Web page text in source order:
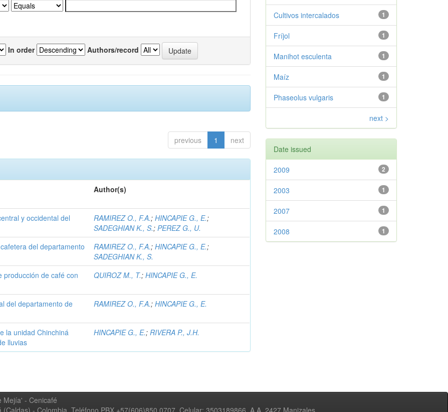
In order Authors/record
previous 1 next
Author(s)
y occidental del
RAMIREZ O., F.A.;HINCAPIE G., E.;
SADEGHIAN K., S.;PEREZ G., U.
del departamento
RAMIREZ O., F.A.;HINCAPIE G., E.;
SADEGHIAN K., S.
producción de café con
QUIROZ M., T.;HINCAPIE G., E.
del departamento de
RAMIREZ O., F.A.;HINCAPIE G., E.
la unidad Chinchiná
lluvias
HINCAPIE G., E.;RIVERA P., J.H.
1
Cultivos intercalados
1
Fríjol
1
Manihot esculenta
1
Maíz
1
Phaseolus vulgaris
next >
Date issued
2
2009
1
2003
1
2007
1
2008
Mejía' - Cenicafé
- Colombia, Teléfono PBX +57(606)850 0707, Celular: 3503189866, A.A. 2427 Manizales